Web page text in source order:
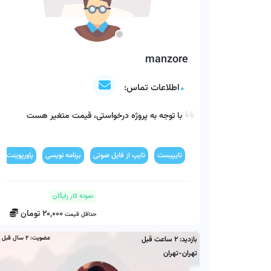
manzore
اطلاعات تماس:
تایپیست تایپ از فایل صوتی برنامه نویسی پاورپوینت
با توجه به پروژه درخواستی، قیمت متغیر هست
نمونه کار رایگان
حداقل قیمت 20,000تومان
بازدید:2 ساعت قبل
تهران-تهران
عضویت: 2 سال قبل